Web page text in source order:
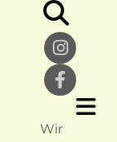
Wir